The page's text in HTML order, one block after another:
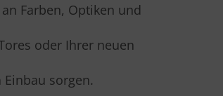
Farben, Optiken und
oder Ihrer neuen
sorgen.